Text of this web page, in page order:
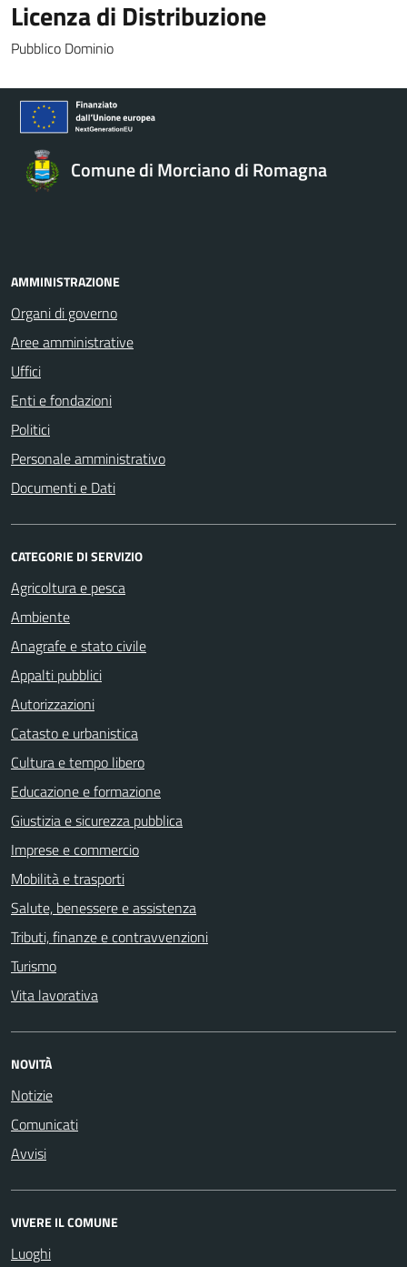
Licenza di Distribuzione
Pubblico Dominio
Comune di Morciano di Romagna
AMMINISTRAZIONE
Organi di governo
Aree amministrative
Uffici
Enti e fondazioni
Politici
Personale amministrativo
Documenti e Dati
CATEGORIE DI SERVIZIO
Agricoltura e pesca
Ambiente
Anagrafe e stato civile
Appalti pubblici
Autorizzazioni
Catasto e urbanistica
Cultura e tempo libero
Educazione e formazione
Giustizia e sicurezza pubblica
Imprese e commercio
Mobilità e trasporti
Salute, benessere e assistenza
Tributi, finanze e contravvenzioni
Turismo
Vita lavorativa
NOVITÀ
Notizie
Comunicati
Avvisi
VIVERE IL COMUNE
Luoghi